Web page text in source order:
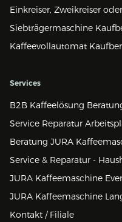
Einkreiser, Zweikreiser
Siebträgermaschine
Kaffeevollautomat
Services
B2B Kaffeelösung
Service Reparatur
Beratung JURA
Service & Reparatur -
JURA Kaffeemaschine
JURA Kaffeemaschine
Kontakt / Filiale